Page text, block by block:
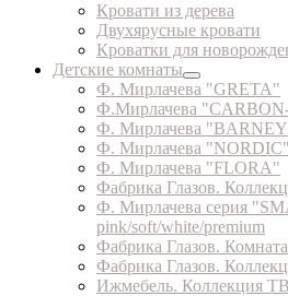
Кровати из дерева
Двухярусные кровати
Кроватки для
Детские комнаты
Ф. Мирлачева "GRETA"
Ф.Мирлачева
Ф. Мирлачева
Ф. Мирлачева "NORDIC"
Ф. Мирлачева "FLORA"
Фабрика Глазов.
Ф. Мирлачева серия
pink/soft/white/premium
Фабрика Глазов.
Фабрика Глазов.
Ижмебель. Коллекция